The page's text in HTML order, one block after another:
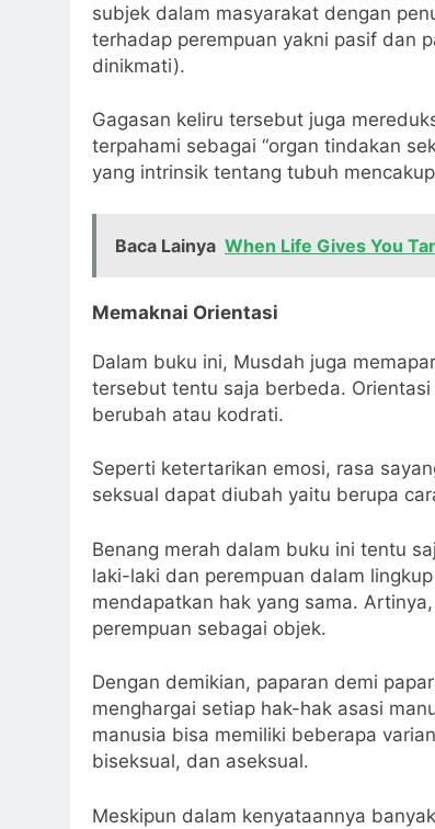
subjek dalam masyarakat dengan
terhadap perempuan yakni pasif dan
dinikmati).
Gagasan keliru tersebut juga
terpahami sebagai “organ tindakan
yang intrinsik tentang tubuh
Baca Lainya When Life Gives You
Memaknai Orientasi
Dalam buku ini, Musdah juga
tersebut tentu saja berbeda.
berubah atau kodrati.
Seperti ketertarikan emosi, rasa
seksual dapat diubah yaitu berupa
Benang merah dalam buku ini tentu
laki-laki dan perempuan dalam
mendapatkan hak yang sama.
perempuan sebagai objek.
Dengan demikian, paparan demi
menghargai setiap hak-hak asasi
manusia bisa memiliki beberapa
biseksual, dan aseksual.
Meskipun dalam kenyataannya